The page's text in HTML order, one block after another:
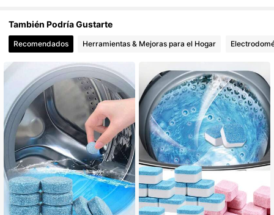
4,68
4,68 164 Seguidores
También Podría Gustarte
Recomendados Herramientas & Mejoras para el Hogar